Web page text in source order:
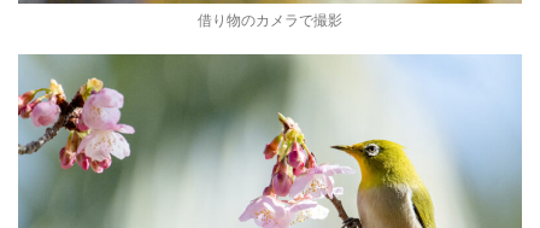
借り物のカメラで撮影